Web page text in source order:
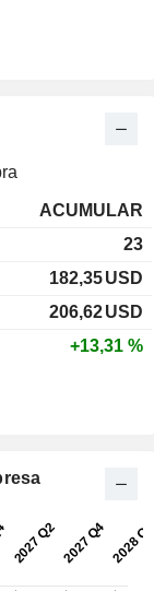
ACUMULAR
23
182,35USD
206,62USD
+13,31 %